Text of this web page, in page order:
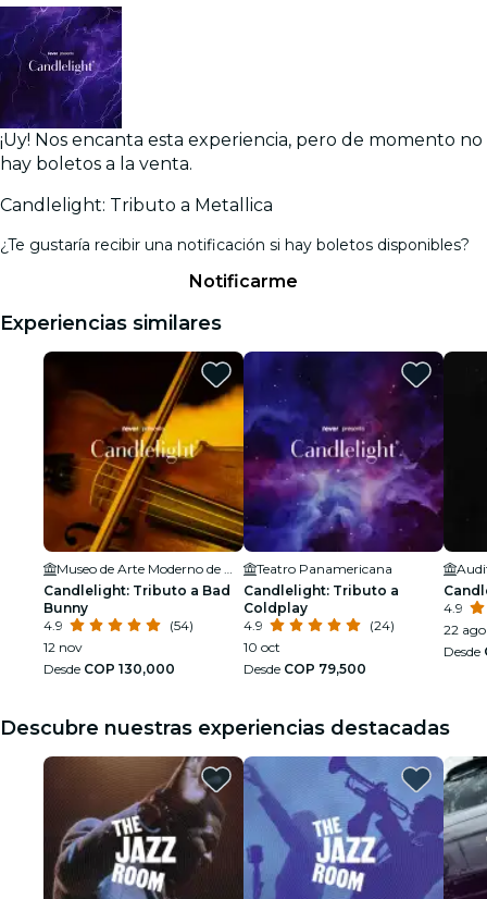
¡Uy! Nos encanta esta experiencia, pero de momento no
hay boletos a la venta.
Candlelight: Tributo a Metallica
¿Te gustaría recibir una notificación si hay boletos disponibles?
Notificarme
Experiencias similares
Candlelight: Tributo a Bad
Bunny
4.9
(54)
12 nov
Desde COP 130,000
Teatro Panamericana
Candlelight: Tributo a
Coldplay
4.9
(24)
10 oct
Desde COP 79,500
4.9
22 ago
Desde
Descubre nuestras experiencias destacadas